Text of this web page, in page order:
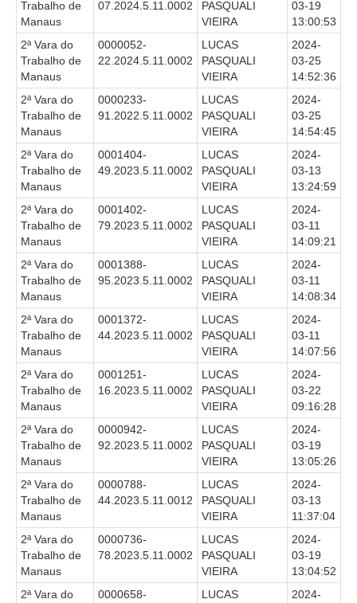
Ação Trabalhista (Atermação)
Atermação On-line - Interior de Roraima
Atermação On-line - Interior do Amazonas
Agendamento de Reclamação Verbal
Glossário
Consulta de Pautas
Atas de Sessões do Pleno
Audiências e Sessões
Calendário das Sessões da 1ª Turma 2026
Calendário de Sessões da 2ª Turma - 2026
Calendário das Sessões da 3ª Turma 2026
Calendário das Sessões do Pleno e Especializadas 2026
Carta de Serviços ao Cidadão
Cartilhas
Cadastro de Peritos, Tradutores e Intérpretes
Calendários
Calendário Geral
Calendário de Eventos
Calendário de Eventos passados
Calendário das Sessões
Calendário das Correições
Calendário de Suspensão
Calendário da Justiça Itinerante
Certidões
Trabalho de
Manaus
07.2024.5.11.0002
PASQUALI
VIEIRA
03-19
13:00:53
2ª Vara do
Trabalho de
Manaus
0000052-
22.2024.5.11.0002
LUCAS
PASQUALI
VIEIRA
2024-
03-25
14:52:36
2ª Vara do
Trabalho de
Manaus
0000233-
91.2022.5.11.0002
LUCAS
PASQUALI
VIEIRA
2024-
03-25
14:54:45
2ª Vara do
Trabalho de
Manaus
0001404-
49.2023.5.11.0002
LUCAS
PASQUALI
VIEIRA
2024-
03-13
13:24:59
2ª Vara do
Trabalho de
Manaus
0001402-
79.2023.5.11.0002
LUCAS
PASQUALI
VIEIRA
2024-
03-11
14:09:21
2ª Vara do
Trabalho de
Manaus
0001388-
95.2023.5.11.0002
LUCAS
PASQUALI
VIEIRA
2024-
03-11
14:08:34
2ª Vara do
Trabalho de
Manaus
0001372-
44.2023.5.11.0002
LUCAS
PASQUALI
VIEIRA
2024-
03-11
14:07:56
2ª Vara do
Trabalho de
Manaus
0001251-
16.2023.5.11.0002
LUCAS
PASQUALI
VIEIRA
2024-
03-22
09:16:28
2ª Vara do
Trabalho de
Manaus
0000942-
92.2023.5.11.0002
LUCAS
PASQUALI
VIEIRA
2024-
03-19
13:05:26
2ª Vara do
Trabalho de
Manaus
0000788-
44.2023.5.11.0012
LUCAS
PASQUALI
VIEIRA
2024-
03-13
11:37:04
2ª Vara do
Trabalho de
Manaus
0000736-
78.2023.5.11.0002
LUCAS
PASQUALI
VIEIRA
2024-
03-19
13:04:52
2ª Vara do
0000658-
LUCAS
2024-